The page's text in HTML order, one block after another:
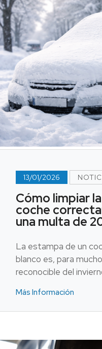
13/01/2026
Cómo limpiar
coche
una multa de
La estampa de un
blanco es, para
reconocible del
Más Información